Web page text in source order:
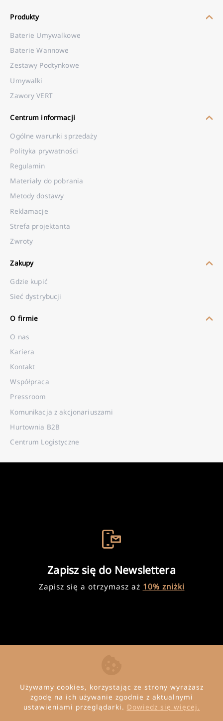
Używamy cookies, korzystając ze strony wyrażasz
zgodę na ich używanie zgodnie z aktualnymi
ustawieniami przeglądarki. Dowiedz się więcej.
Produkty
Baterie Umywalkowe
Baterie Wannowe
Zestawy Podtynkowe
Umywalki
Zawory VERT
Centrum informacji
Ogólne warunki sprzedaży
Polityka prywatności
Regulamin
Materiały do pobrania
Metody dostawy
Reklamacje
Strefa projektanta
Zwroty
Zakupy
Gdzie kupić
Sieć dystrybucji
O firmie
O nas
Kariera
Kontakt
Współpraca
Pressroom
Komunikacja z akcjonariuszami
Hurtownia B2B
Centrum Logistyczne
Zapisz się do Newslettera
Zapisz się a otrzymasz aż 10% zniżki
© Copyright 2026 Invena